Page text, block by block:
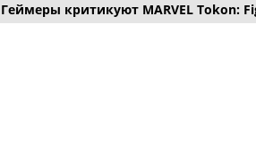
Геймеры критикуют MARVEL Tokon: